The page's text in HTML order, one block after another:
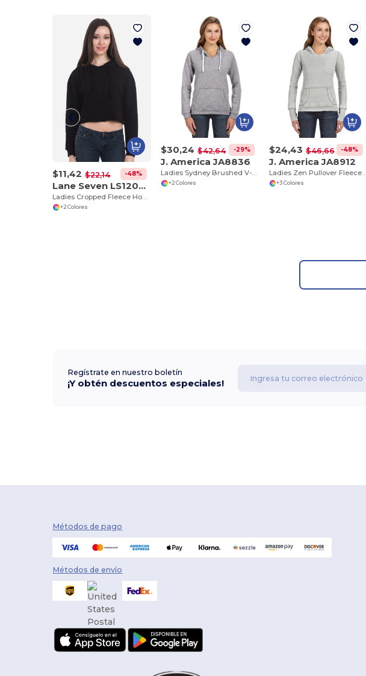
$11,42 $22,14 -48%
Lane Seven LS12000
Ladies Cropped Fleece Hoodie
+2 Colores
$30,24 $42,64 -29%
J. America JA8836
+2 Colores
$24,43 $46,66 -48%
J. America JA8912
Ladies Zen Pullover Fleece Hooded Sweatshirt
+3 Colores
Regístrate en nuestro boletín
¡Y obtén descuentos especiales!
Métodos de pago
Métodos de envío